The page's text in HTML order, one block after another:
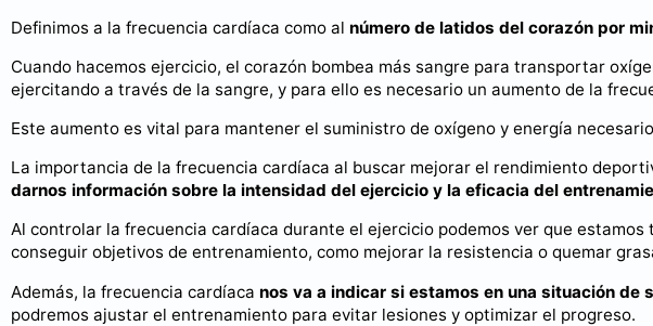
Definimos a la frecuencia cardíaca como al número de latidos del corazón por
Cuando hacemos ejercicio, el corazón bombea más sangre para transportar
ejercitando a través de la sangre, y para ello es necesario un aumento de la
Este aumento es vital para mantener el suministro de oxígeno y energía
La importancia de la frecuencia cardíaca al buscar mejorar el rendimiento
darnos información sobre la intensidad del ejercicio y la eficacia del
Al controlar la frecuencia cardíaca durante el ejercicio podemos ver que
conseguir objetivos de entrenamiento, como mejorar la resistencia o quemar
Además, la frecuencia cardíaca nos va a indicar si estamos en una situación de
podremos ajustar el entrenamiento para evitar lesiones y optimizar el progreso.